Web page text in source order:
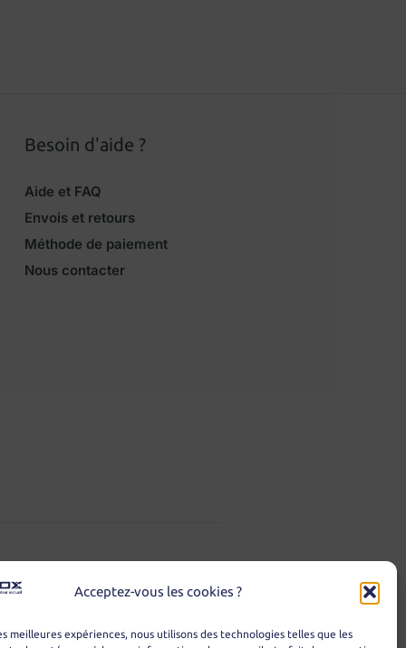
Acceptez-vous les cookies ?
meilleures expériences, nous utilisons des technologies telles que les
Besoin d'aide ?
Aide et FAQ
Envois et retours
Méthode de paiement
Nous contacter